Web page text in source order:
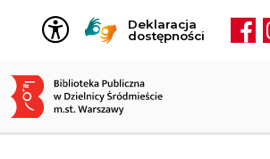
Przejdź
Deklaracja
dostępności